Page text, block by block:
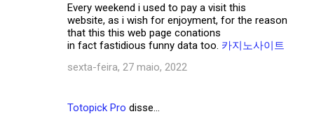
Every weekend i used to pay a visit this
website, as i wish for enjoyment, for the reason
that this this web page conations
in fact fastidious funny data too. 카지노사이트
sexta-feira, 27 maio, 2022
Totopick Pro disse…